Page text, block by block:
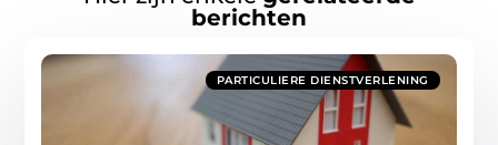
berichten
PARTICULIERE DIENSTVERLENING